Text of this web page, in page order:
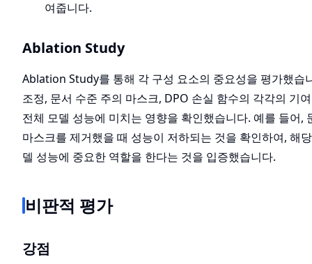
여줍니다.
Ablation Study
Ablation Study를 통해 각 구성 요소의 중요성을 평가했습
조정, 문서 수준 주의 마스크, DPO 손실 함수의 각각의 기
전체 모델 성능에 미치는 영향을 확인했습니다. 예를 들어,
마스크를 제거했을 때 성능이 저하되는 것을 확인하여, 해
델 성능에 중요한 역할을 한다는 것을 입증했습니다.
비판적 평가
강점